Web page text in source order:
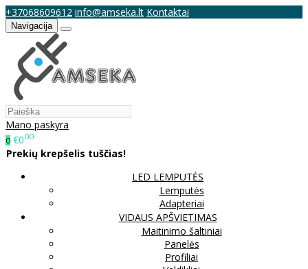
+37068609612 info@amseka.lt Kontaktai
Navigacija
Mano paskyra
0 €000
Prekių krepšelis tuščias!
LED LEMPUTĖS
Lemputės
Adapteriai
VIDAUS APŠVIETIMAS
Maitinimo šaltiniai
Panelės
Profiliai